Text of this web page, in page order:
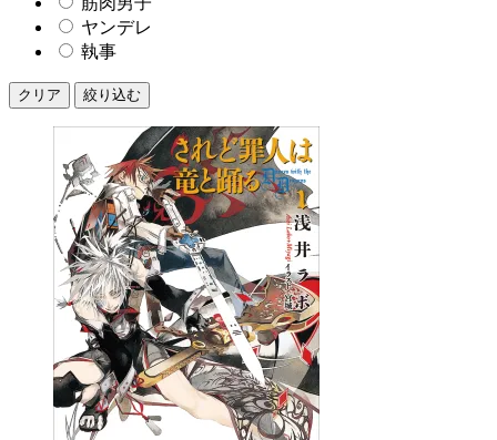
ヤンデレ
執事
クリア 絞り込む